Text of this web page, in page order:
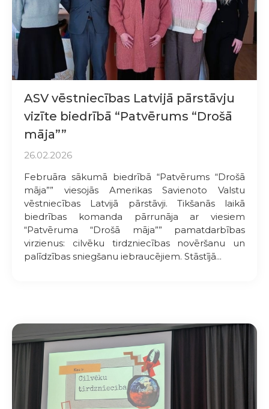
ASV vēstniecības Latvijā pārstāvju
vizīte biedrībā “Patvērums “Drošā
māja””
26.02.2026
Februāra sākumā biedrībā “Patvērums “Drošā
māja”” viesojās Amerikas Savienoto Valstu
vēstniecības Latvijā pārstāvji. Tikšanās laikā
biedrības komanda pārrunāja ar viesiem
“Patvēruma “Drošā māja”” pamatdarbības
virzienus: cilvēku tirdzniecības novēršanu un
palīdzības sniegšanu iebraucējiem. Stāstījā...